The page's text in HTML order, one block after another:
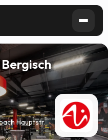
Hauptstr.